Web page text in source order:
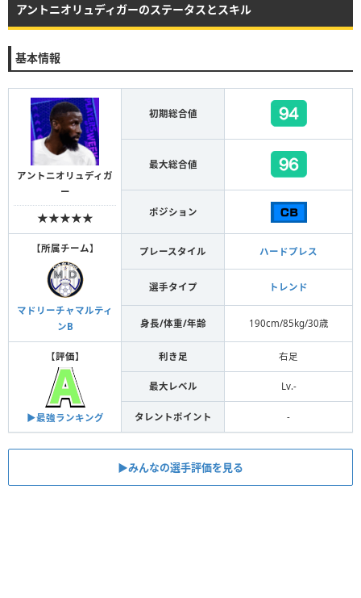
アントニオリュディガーのステータスとスキル
基本情報
アントニオリュディガ
ー
★★★★★
初期総合値
最大総合値
ポジション
【所属チーム】
マドリーチャマルティ
ンB
プレースタイル ハードプレス
選手タイプ トレンド
身長/体重/年齢 190cm/85kg/30歳
【評価】
▶︎最強ランキング
利き足 右足
最大レベル Lv.-
タレントポイント -
▶︎みんなの選手評価を見る